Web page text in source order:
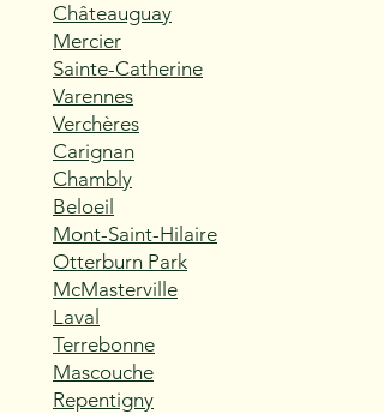
Châteauguay
Mercier
Sainte-Catherine
Varennes
Verchères
Carignan
Chambly
Beloeil
Mont-Saint-Hilaire
Otterburn Park
McMasterville
Laval
Terrebonne
Mascouche
Repentigny